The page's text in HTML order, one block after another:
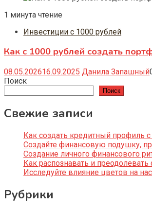
1 минута чтение
Инвестиции с 1000 рублей
Как с 1000 рублей создать
08.05.202616.09.2025 Данила Запашный
Поиск
Поиск
Свежие записи
Как создать кредитный профиль
Создайте финансовую подушку,
Создание личного финансового
Как распознавать и
Исследуйте влияние цветов на
Рубрики